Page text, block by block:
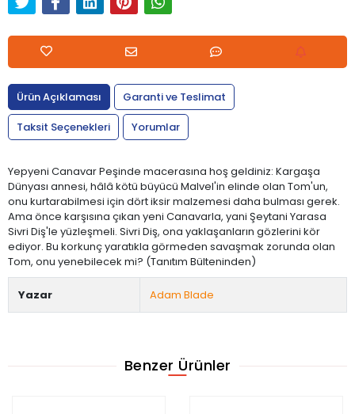
Ürün Açıklaması
Garanti ve Teslimat
Taksit Seçenekleri
Yorumlar
Yepyeni Canavar Peşinde macerasına hoş geldiniz: Kargaşa
Dünyası annesi, hâlâ kötü büyücü Malvel'in elinde olan Tom'un,
onu kurtarabilmesi için dört iksir malzemesi daha bulması gerek.
Ama önce karşısına çıkan yeni Canavarla, yani Şeytani Yarasa
Sivri Diş'le yüzleşmeli. Sivri Diş, ona yaklaşanların gözlerini kör
ediyor. Bu korkunç yaratıkla görmeden savaşmak zorunda olan
Tom, onu yenebilecek mi? (Tanıtım Bülteninden)
Yazar Adam Blade
Benzer Ürünler